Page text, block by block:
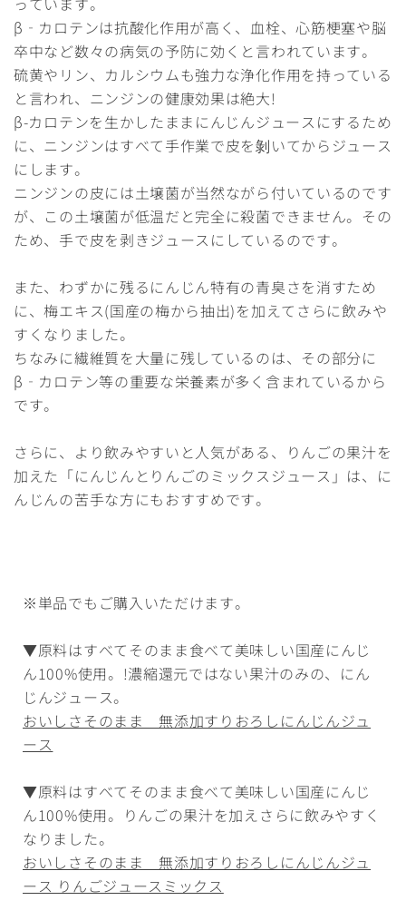
β‐カロテンは抗酸化作用が高く、血栓、心筋梗塞や脳
卒中など数々の病気の予防に効くと言われています。
硫黄やリン、カルシウムも強力な浄化作用を持っている
と言われ、ニンジンの健康効果は絶大!
β-カロテンを生かしたままにんじんジュースにするため
に、ニンジンはすべて手作業で皮を剝いてからジュース
にします。
ニンジンの皮には土壌菌が当然ながら付いているのです
が、この土壌菌が低温だと完全に殺菌できません。その
ため、手で皮を剥きジュースにしているのです。
また、わずかに残るにんじん特有の青臭さを消すため
に、梅エキス(国産の梅から抽出)を加えてさらに飲みや
すくなりました。
ちなみに繊維質を大量に残しているのは、その部分に
β‐カロテン等の重要な栄養素が多く含まれているから
です。
さらに、より飲みやすいと人気がある、りんごの果汁を
加えた「にんじんとりんごのミックスジュース」は、に
んじんの苦手な方にもおすすめです。
※単品でもご購入いただけます。
▼原料はすべてそのまま食べて美味しい国産にんじ
ん100%使用。!濃縮還元ではない果汁のみの、にん
じんジュース。
おいしさそのまま 無添加すりおろしにんじんジュ
ース
▼原料はすべてそのまま食べて美味しい国産にんじ
ん100%使用。りんごの果汁を加えさらに飲みやすく
なりました。
おいしさそのまま 無添加すりおろしにんじんジュ
ース りんごジュースミックス